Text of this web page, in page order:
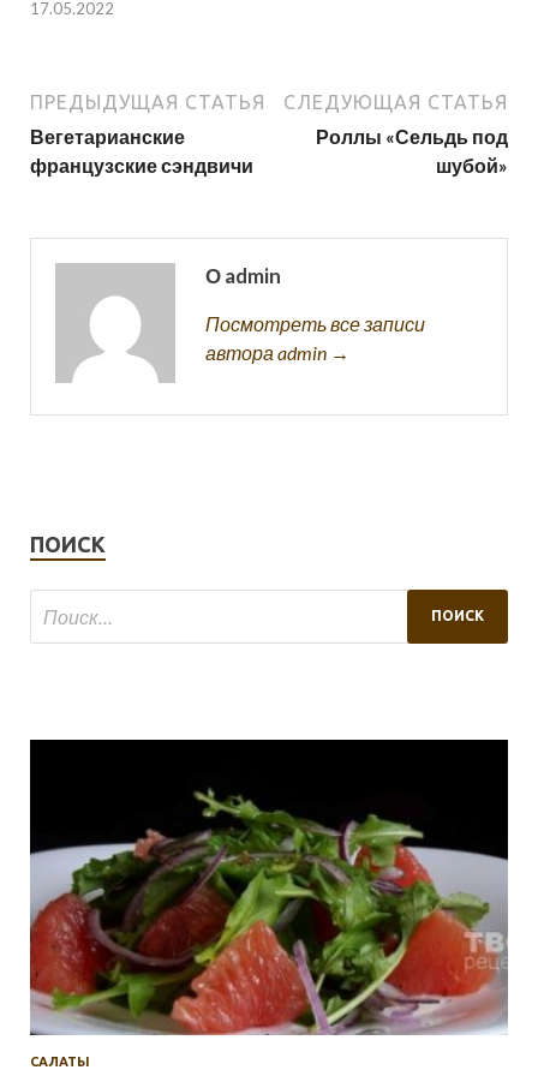
17.05.2022
ПРЕДЫДУЩАЯ СТАТЬЯ
Вегетарианские
французские сэндвичи
СЛЕДУЮЩАЯ СТАТЬЯ
Роллы «Сельдь под
шубой»
О admin
Посмотреть все записи
автора admin →
ПОИСК
САЛАТЫ